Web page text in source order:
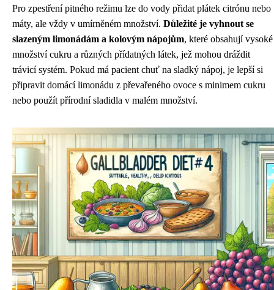
Pro zpestření pitného režimu lze do vody přidat plátek citrónu nebo
máty, ale vždy v umírněném množství. Důležité je vyhnout se
slazeným limonádám a kolovým nápojům, které obsahují vysoké
množství cukru a různých přídatných látek, jež mohou dráždit
trávicí systém. Pokud má pacient chuť na sladký nápoj, je lepší si
připravit domácí limonádu z převařeného ovoce s minimem cukru
nebo použít přírodní sladidla v malém množství.